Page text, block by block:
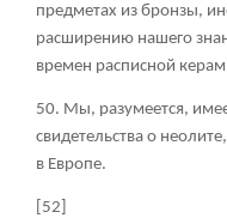
предметах из бронзы,
расширению нашего
времен расписной
50. Мы, разумеется,
свидетельства о
в Европе.
[52]